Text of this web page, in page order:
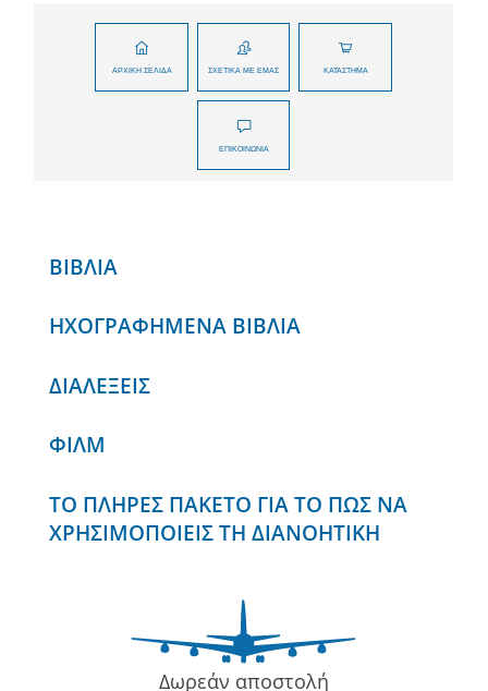
ΒΙΒΛΙΑ
ΗΧΟΓΡΑΦΗΜΕΝΑ ΒΙΒΛΙΑ
ΔΙΑΛΕΞΕΙΣ
ΦΙΛΜ
ΤΟ ΠΛΗΡΕΣ ΠΑΚΕΤΟ ΓΙΑ ΤΟ ΠΩΣ ΝΑ
ΧΡΗΣΙΜΟΠΟΙΕΙΣ ΤΗ ΔΙΑΝΟΗΤΙΚΗ
Δωρεάν αποστολή
ΑΡΧΙΚΉ ΣΕΛΊΔΑ ΣΧΕΤΙΚΆ ΜΕ ΕΜΆΣ ΚΑΤΆΣΤΗΜΑ
ΕΠΙΚΟΙΝΩΝΊΑ